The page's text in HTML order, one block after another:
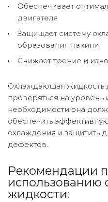
Обеспечивает
двигателя
Защищает систему
образования накипи
Снижает трение и
Охлаждающая жидкость
проверяться на уровень
необходимости она
обеспечить
охлаждения и защитить
дефектов.
Рекомендации
жидкости: